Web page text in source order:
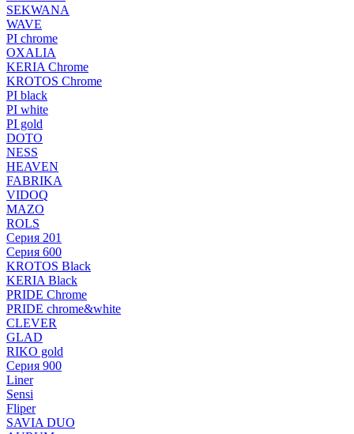
SEKWANA
WAVE
PI chrome
OXALIA
KERIA Chrome
KROTOS Chrome
PI black
PI white
PI gold
DOTO
NESS
HEAVEN
FABRIKA
VIDOQ
MAZO
ROLS
Серия 201
Серия 600
KROTOS Black
KERIA Black
PRIDE Chrome
PRIDE chrome&white
CLEVER
GLAD
RIKO gold
Серия 900
Liner
Sensi
Fliper
SAVIA DUO